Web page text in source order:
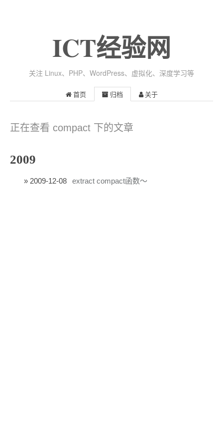
ICT经验网
关注 Linux、PHP、WordPress、虚拟化、深度学习等
首页 归档 关于
正在查看 compact 下的文章
2009
2009-12-08 extract compact函数～